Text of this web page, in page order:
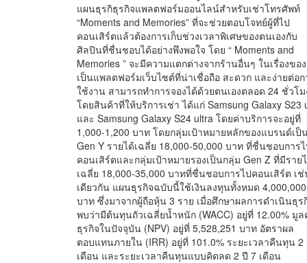
แผนธุรกิธุรกิจแพลตฟอร์มออนไลน์สำหรับเช่าโทรศัพท์
“Moments and Memories” ที่จะช่วยตอบโจทย์ผู้ที่ไป
คอนเสิร์ตแล้วต้องการเก็บช่วงเวลาพิเศษของตนเองกับ
ศิลปินที่ชื่นชอบได้อย่างพึงพอใจ โดย “ Moments and
Memories ” จะมีความแตกต่างจากร้านอื่นๆ ในเรื่องขอ
เป็นแพลตฟอร์มเว็บไซต์ที่น่าเชื่อถือ สะดวก และง่ายต่อก
ใช้งาน สามารถทำการจองได้ด้วยตนเองตลอด 24 ชั่วโม
โดยสินค้าที่ให้บริการเช่า ได้แก่ Samsung Galaxy S23
และ Samsung Galaxy S24 ultra โดยค่าบริการจะอยู่ที่
1,000-1,200 บาท โดยกลุ่มเป้าหมายหลักของแบรนด์เป็
Gen Y รายได้เฉลี่ย 18,000-50,000 บาท ที่ชื่นชอบการ
คอนเสิร์ตและกลุ่มเป้าหมายรองเป็นกลุ่ม Gen Z ที่มีราย
เฉลี่ย 18,000-35,000 บาทที่ชื่นชอบการไปคอนเสิร์ต เ
เดียวกัน แผนธุรกิจฉบับนี้ใช้เงินลงทุนทั้งหมด 4,000,000
บาท ซึ่งมาจากผู้ถือหุ้น 3 ราย เมื่อศึกษาผลการดำเนินธุร
พบว่ามีต้นทุนถัวเฉลี่ยน้ำหนัก (WACC) อยู่ที่ 12.00% มูล
ธุรกิจในปัจจุบัน (NPV) อยู่ที่ 5,528,251 บาท อัตราผล
ตอบแทนภายใน (IRR) อยู่ที่ 101.0% ระยะเวลาคืนทุน 2
เดือน และระยะเวลาคืนทุนแบบคิดลด 2 ปี 7 เดือน